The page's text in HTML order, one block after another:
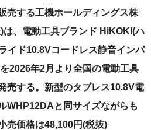
売する工機ホールディングス株
は、電動工具ブランド HiKOKI(ハ
イド10.8Vコードレス静音インパ
2026年2月より全国の電動工具
売する。新型のタブレス10.8V電
WHP12DAと同サイズながらも
売価格は48,100円(税抜)